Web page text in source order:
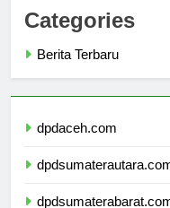
Categories